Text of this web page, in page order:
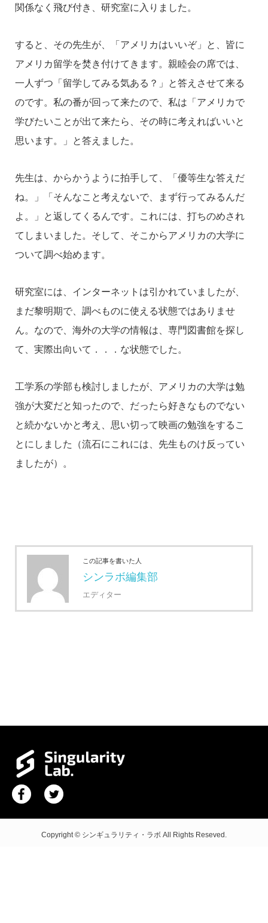
関係なく飛び付き、研究室に入りました。
すると、その先生が、「アメリカはいいぞ」と、皆に
アメリカ留学を焚き付けてきます。親睦会の席では、
一人ずつ「留学してみる気ある？」と答えさせて来る
のです。私の番が回って来たので、私は「アメリカで
学びたいことが出て来たら、その時に考えればいいと
思います。」と答えました。
先生は、からかうように拍手して、「優等生な答えだ
ね。」「そんなこと考えないで、まず行ってみるんだ
よ。」と返してくるんです。これには、打ちのめされ
てしまいました。そして、そこからアメリカの大学に
ついて調べ始めます。
研究室には、インターネットは引かれていましたが、
まだ黎明期で、調べものに使える状態ではありませ
ん。なので、海外の大学の情報は、専門図書館を探し
て、実際出向いて．．．な状態でした。
工学系の学部も検討しましたが、アメリカの大学は勉
強が大変だと知ったので、だったら好きなものでない
と続かないかと考え、思い切って映画の勉強をするこ
とにしました（流石にこれには、先生ものけ反ってい
ましたが）。
この記事を書いた人
シンラボ編集部
エディター
Copyright © シンギュラリティ・ラボ All Rights Reseved.